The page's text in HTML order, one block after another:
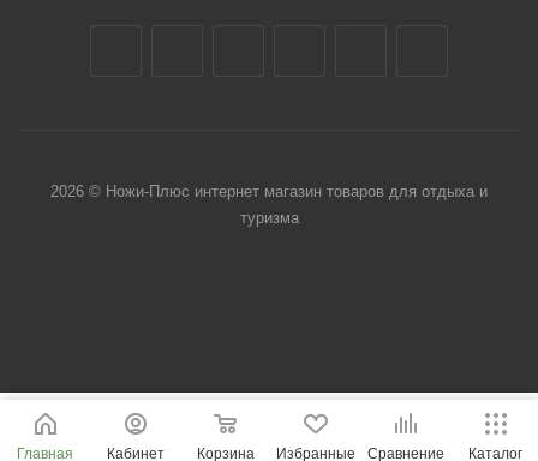
2026 © Ножи-Плюс интернет магазин товаров для отдыха и
туризма
Главная Кабинет Корзина Избранные Сравнение Каталог